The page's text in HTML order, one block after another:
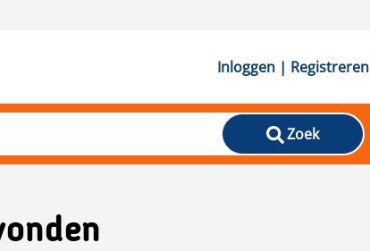
Inloggen | Registreren
Zoek